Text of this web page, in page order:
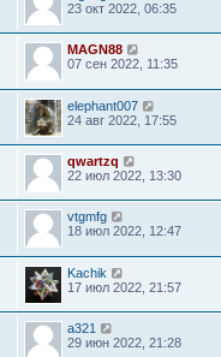
23 окт 2022, 06:35
MAGN88
07 сен 2022, 11:35
elephant007
24 авг 2022, 17:55
qwartzq
22 июл 2022, 13:30
vtgmfg
18 июл 2022, 12:47
Kachik
17 июл 2022, 21:57
a321
29 июн 2022, 21:28